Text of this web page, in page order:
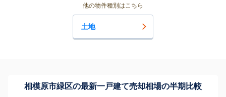
他の物件種別はこちら
土地
相模原市緑区の最新一戸建て売却相場の半期比較